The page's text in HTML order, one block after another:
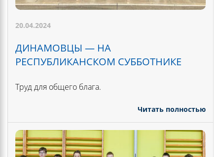
20.04.2024
ДИНАМОВЦЫ — НА
РЕСПУБЛИКАНСКОМ СУББОТНИКЕ
Труд для общего блага.
Читать полностью